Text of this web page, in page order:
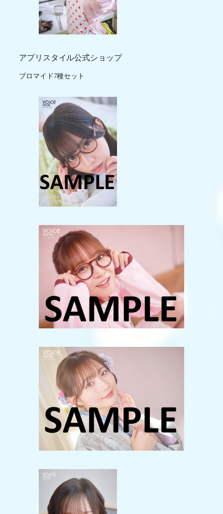
アプリスタイル公式ショップ
ブロマイド7種セット